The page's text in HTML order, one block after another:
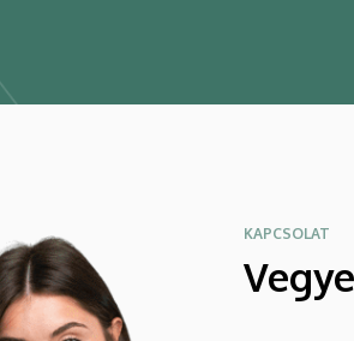
KAPCSOLAT